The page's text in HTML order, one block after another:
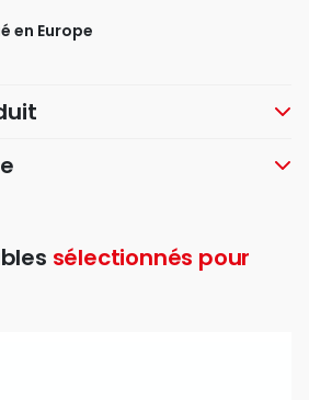
en Europe
sélectionnés pour